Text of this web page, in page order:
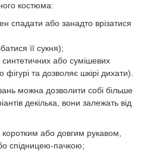
костюма:
спадати або занадто врізатися
її сукня);
синтетичних або сумішевих
фігурі та дозволяє шкірі дихати).
можна дозволити собі більше
декілька, вони залежать від
коротким або довгим рукавом,
спідницею-пачкою;